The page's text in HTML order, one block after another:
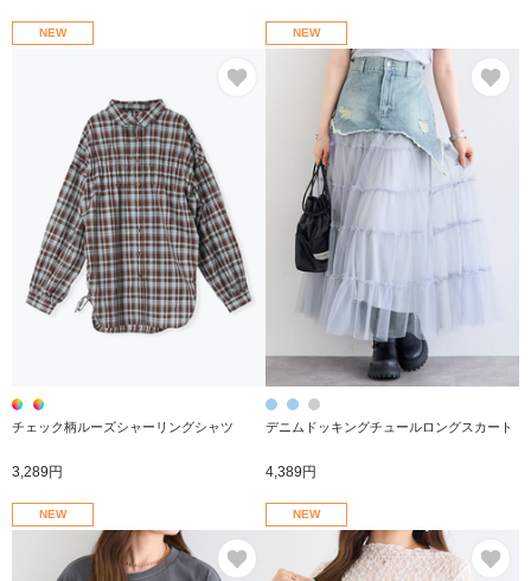
NEW
チェック柄ルーズシャーリングシャツ
3,289円
NEW
デニムドッキングチュールロングスカート
4,389円
NEW NEW